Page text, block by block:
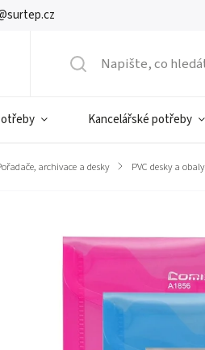
Kancelářské potřeby
archivace a desky / PVC desky a obaly